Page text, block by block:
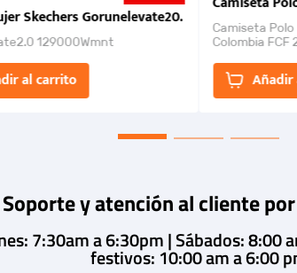
Skechers Gorunelevate20.
129000Wmnt
al carrito
Camiseta
Colombia FCF
un estilo de...
Soporte y atención al cliente
7:30am a 6:30pm | Sábados: 8:00
festivos: 10:00 am a 6:00